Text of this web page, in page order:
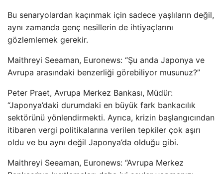
Bu senaryolardan kaçınmak için sadece yaşlıların değil,
aynı zamanda genç nesillerin de ihtiyaçlarını
gözlemlemek gerekir.
Maithreyi Seeaman, Euronews: “Şu anda Japonya ve
Avrupa arasındaki benzerliği görebiliyor musunuz?”
Peter Praet, Avrupa Merkez Bankası, Müdür:
“Japonya’daki durumdaki en büyük fark bankacılık
sektörünü yönlendirmekti. Ayrıca, krizin başlangıcından
itibaren vergi politikalarına verilen tepkiler çok aşırı
oldu ve bu aynı değil Japonya’da olduğu gibi.
Maithreyi Seeaman, Euronews: “Avrupa Merkez